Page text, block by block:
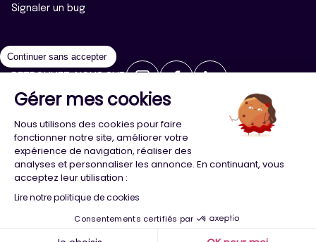
Signaler un bug
2026 ©Majeur·e·s - Tous droits réservés
Politique de confidentialité
Cookies
Conception Agence Adeliom
Continuer sans accepter
Gérer mes cookies
Nous utilisons des cookies pour faire
fonctionner notre site, améliorer votre
expérience de navigation, réaliser des
analyses et personnaliser les annonce. En continuant, vous
acceptez leur utilisation :
Lire notre politique de cookies
Consentements certifiés par